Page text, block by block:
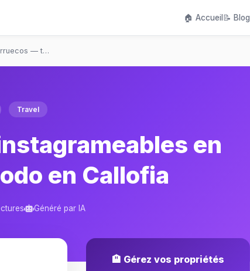
🏠 Accueil📝 Blog
— t…
Travel
en
en Callofia
Généré par IA
🏨 Gérez vos propriétés